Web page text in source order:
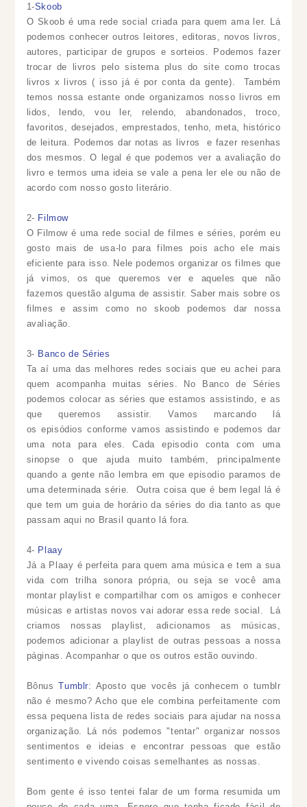
1-Skoob
O Skoob é uma rede social criada para quem ama ler. Lá
podemos conhecer outros leitores, editoras, novos livros,
autores, participar de grupos e sorteios. Podemos fazer
trocar de livros pelo sistema plus do site como trocas
livros x livros ( isso já é por conta da gente). Também
temos nossa estante onde organizamos nosso livros em
lidos, lendo, vou ler, relendo, abandonados, troco,
favoritos, desejados, emprestados, tenho, meta, histórico
de leitura. Podemos dar notas as livros e fazer resenhas
dos mesmos. O legal é que podemos ver a avaliação do
livro e termos uma ideia se vale a pena ler ele ou não de
acordo com nosso gosto literário.
2- Filmow
O Filmow é uma rede social de filmes e séries, porém eu
gosto mais de usa-lo para filmes pois acho ele mais
eficiente para isso. Nele podemos organizar os filmes que
já vimos, os que queremos ver e aqueles que não
fazemos questão alguma de assistir. Saber mais sobre os
filmes e assim como no skoob podemos dar nossa
avaliação.
3- Banco de Séries
Ta aí uma das melhores redes sociais que eu achei para
quem acompanha muitas séries. No Banco de Séries
podemos colocar as séries que estamos assistindo, e as
que queremos assistir. Vamos marcando lá
os episódios conforme vamos assistindo e podemos dar
uma nota para eles. Cada episodio conta com uma
sinopse o que ajuda muito também, principalmente
quando a gente não lembra em que episodio paramos de
uma determinada série. Outra coisa que é bem legal lá é
que tem um guia de horário da séries do dia tanto as que
passam aqui no Brasil quanto lá fora.
4- Plaay
Já a Plaay é perfeita para quem ama música e tem a sua
vida com trilha sonora própria, ou seja se você ama
montar playlist e compartilhar com os amigos e conhecer
músicas e artistas novos vai adorar essa rede social. Lá
criamos nossas playlist, adicionamos as músicas,
podemos adicionar a playlist de outras pessoas a nossa
páginas. Acompanhar o que os outros estão ouvindo.
Bônus Tumblr: Aposto que vocês já conhecem o tumblr
não é mesmo? Acho que ele combina perfeitamente com
essa pequena lista de redes sociais para ajudar na nossa
organização. Lá nós podemos "tentar" organizar nossos
sentimentos e ideias e encontrar pessoas que estão
sentimento e vivendo coisas semelhantes as nossas.
Bom gente é isso tentei falar de um forma resumida um